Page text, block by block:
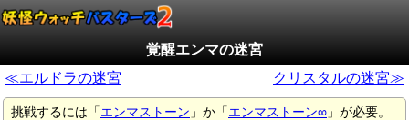
覚醒エンマの迷宮
≪エルドラの迷宮
クリスタルの迷宮≫
挑戦するには「エンマストーン 」か「エンマストーン∞ 」が必要。